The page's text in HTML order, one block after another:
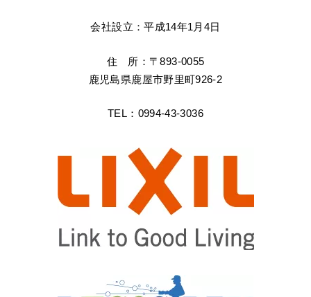
会社設立：平成14年1月4日
住 所：〒893-0055
鹿児島県鹿屋市野里町926-2
TEL：0994-43-3036